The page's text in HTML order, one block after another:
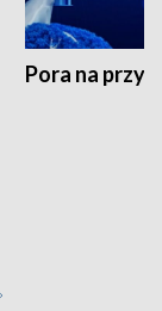
Pora na